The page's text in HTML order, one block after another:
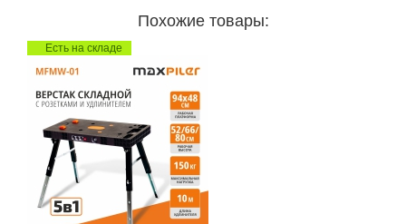
Похожие товары:
Есть на складе